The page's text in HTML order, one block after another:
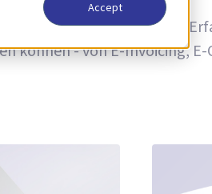
Accept
Produktaktualisierungen.
können - von E-Invoicing,